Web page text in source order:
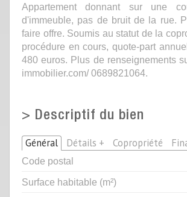
Appartement donnant sur une
d'immeuble, pas de bruit de la rue.
faire offre. Soumis au statut de la
procédure en cours, quote-part
480 euros. Plus de renseignements
immobilier.com/ 0689821064.
> Descriptif du bien
Général Détails + Copropriété
Code postal
Surface habitable (m²)